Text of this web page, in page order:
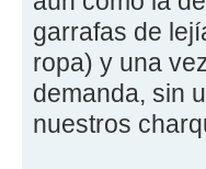
garrafas de
ropa) y una
demanda, sin
nuestros